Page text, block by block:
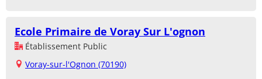
Ecole Primaire de Voray Sur L'ognon
Établissement Public
Voray-sur-l'Ognon (70190)